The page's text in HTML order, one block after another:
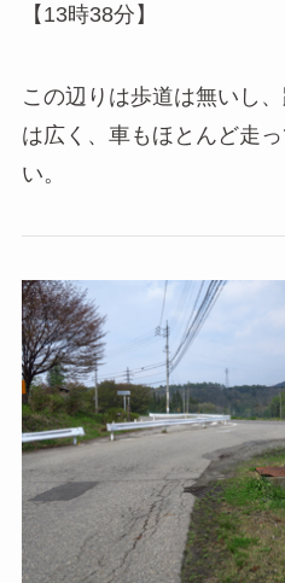
【13時38分】
この辺りは歩道は無いし
は広く、車もほとんど走
い。